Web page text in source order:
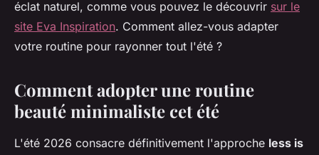
éclat naturel, comme vous pouvez le découvrir sur le
site Eva Inspiration. Comment allez-vous adapter
votre routine pour rayonner tout l'été ?
Comment adopter une routine
beauté minimaliste cet été
L'été 2026 consacre définitivement l'approche less is